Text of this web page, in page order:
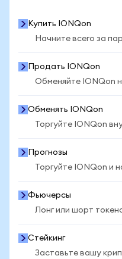
Купить IONQon
Начните всего за
Продать IONQon
Обменяйте IONQon
Обменять IONQon
Торгуйте IONQon
Прогнозы
Торгуйте IONQon и
Фьючерсы
Лонг или шорт
Стейкинг
Заставьте вашу